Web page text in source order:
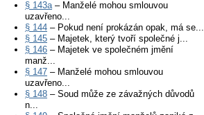
§ 143a– Manželé mohou smlouvou
uzavřeno...
§ 144 – Pokud není prokázán opak, má se...
§ 145 – Majetek, který tvoří společné j...
§ 146 – Majetek ve společném jmění
manž...
§ 147 – Manželé mohou smlouvou
uzavřeno...
§ 148 – Soud může ze závažných důvodů
n...